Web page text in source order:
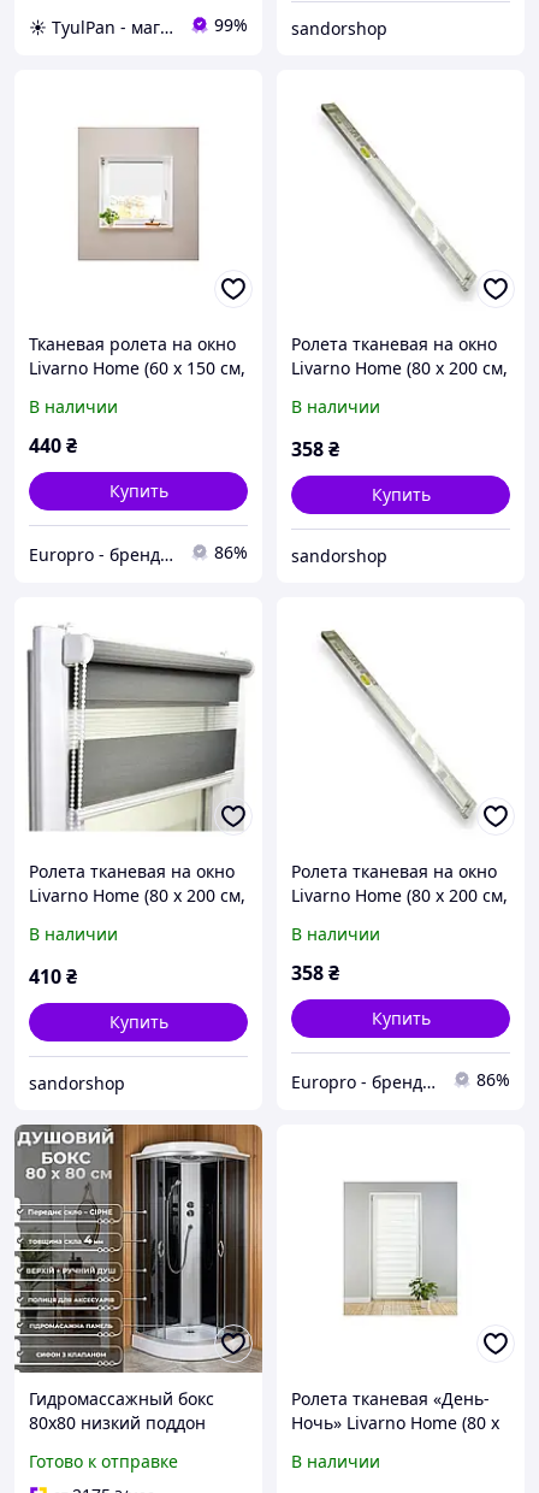
☀️ TyulPan - магазин готовых ролетов день-ночь 99% sandorshop
Тканевая ролета на окно
Livarno Home (60 x 150 см,
В наличии
440₴
Купить
Europro - бренд надійної техніки 86%
Ролета тканевая на окно
Livarno Home (80 x 200 см,
В наличии
358₴
Купить
sandorshop
Ролета тканевая на окно
Livarno Home (80 x 200 см,
В наличии
410₴
Купить
sandorshop
Ролета тканевая на окно
Livarno Home (80 x 200 см,
В наличии
358₴
Купить
Europro - бренд надійної техніки 86%
Гидромассажный бокс
80х80 низкий поддон
стекло Душевые боксы 80
Готово к отправке
Ролета тканевая «День-
Ночь» Livarno Home (80 x
В наличии